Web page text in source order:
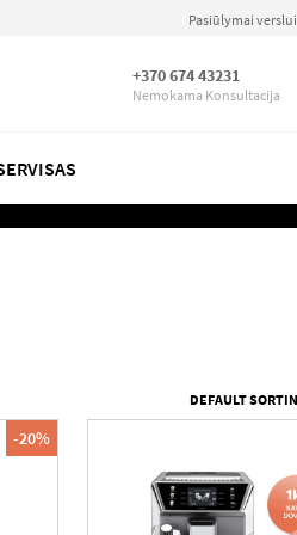
Pasiūlymai verslui
+370 674 43231
Nemokama Konsultacija
-20%